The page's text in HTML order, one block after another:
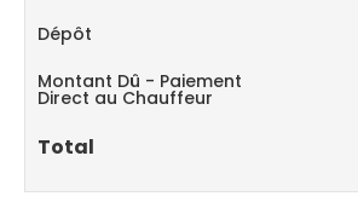
Dépôt
Montant Dû - Paiement
Direct au Chauffeur
Total